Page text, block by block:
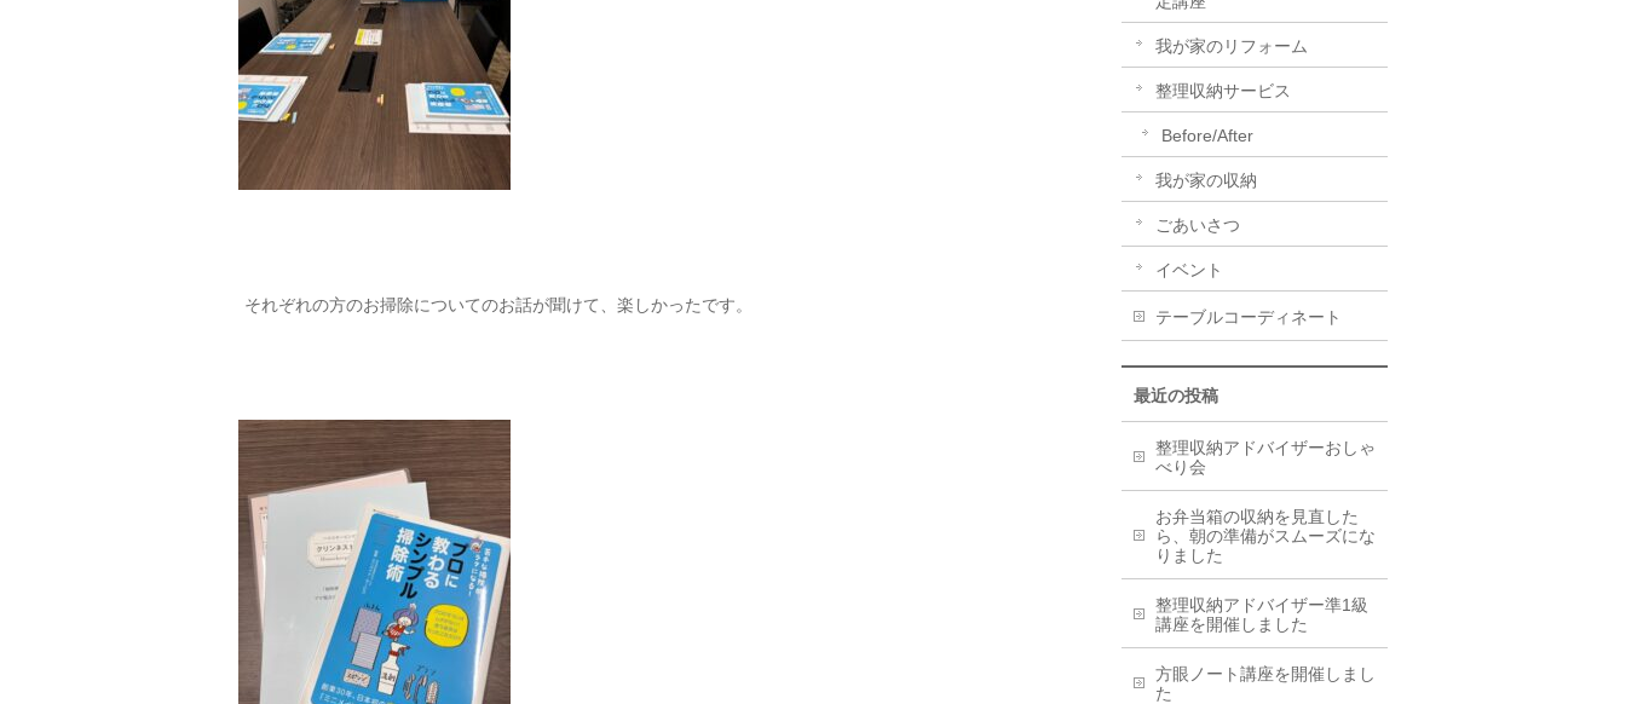
それぞれの方のお掃除についてのお話が聞けて、楽しかったです。
我が家のリフォーム
整理収納サービス
Before/After
我が家の収納
ごあいさつ
イベント
テーブルコーディネート
最近の投稿
整理収納アドバイザーおしゃ
べり会
お弁当箱の収納を見直した
ら、朝の準備がスムーズにな
りました
整理収納アドバイザー準1級
講座を開催しました
方眼ノート講座を開催しまし
た